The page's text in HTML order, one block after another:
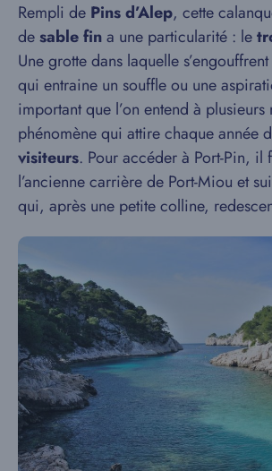
Rempli de Pins d’Alep, cette
desable fina une particularité : le
Une grotte dans laquelle
qui entraine un souffle ou une
important que l’on entend à plusieurs
phénomène qui attire chaque année
visiteurs. Pour accéder à Port-Pin, il
l’ancienne carrière de Port-Miou et
qui, après une petite colline,